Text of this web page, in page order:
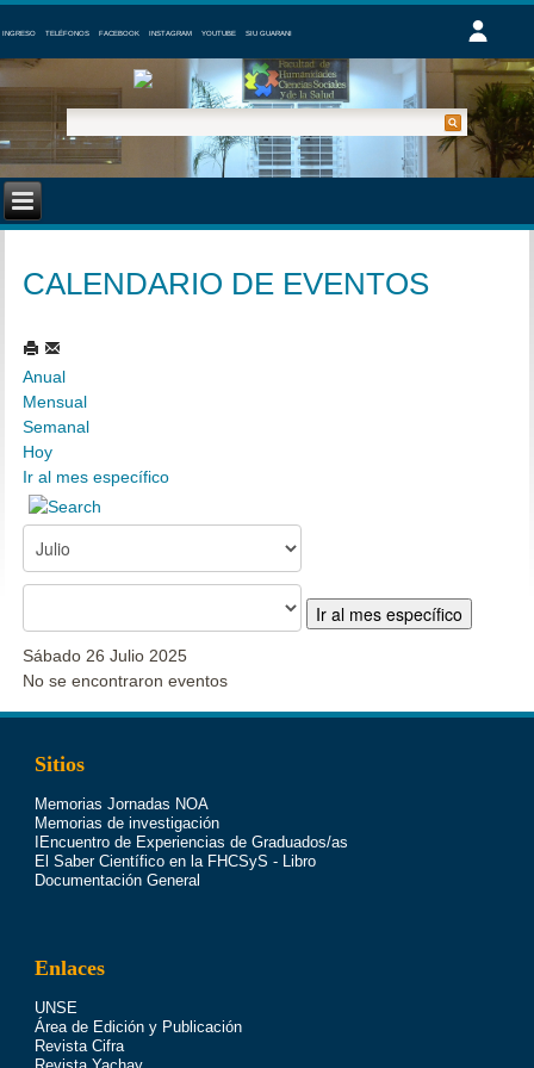
INGRESO TELÉFONOS FACEBOOK INSTAGRAM YOUTUBE SIU GUARANI
CALENDARIO DE EVENTOS
Anual
Mensual
Semanal
Hoy
Ir al mes específico
Ir al mes específico
Sábado 26 Julio 2025
No se encontraron eventos
Sitios
Memorias Jornadas NOA
Memorias de investigación
IEncuentro de Experiencias de Graduados/as
El Saber Científico en la FHCSyS - Libro
Documentación General
Enlaces
UNSE
Área de Edición y Publicación
Revista Cifra